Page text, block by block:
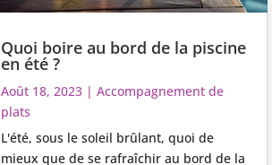
Quoi boire au bord de la piscine
en été ?
Août 18, 2023| Accompagnement de
plats
L'été, sous le soleil brûlant, quoi de
mieux que de se rafraîchir au bord de la